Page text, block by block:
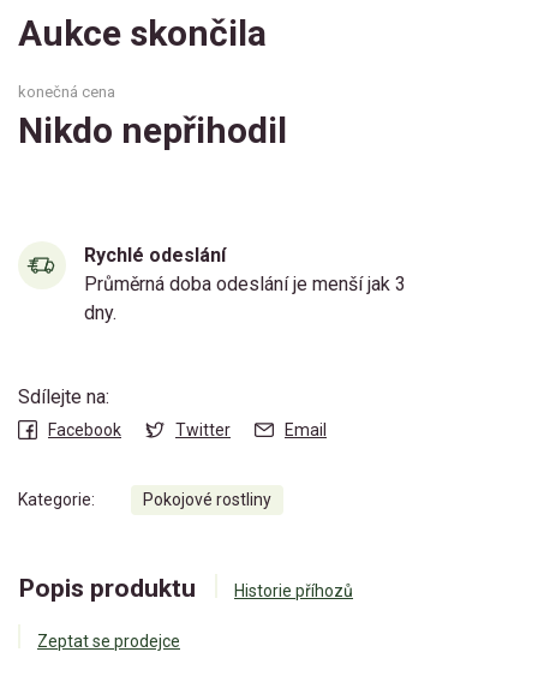
Aukce skončila
konečná cena
Nikdo nepřihodil
Rychlé odeslání
Průměrná doba odeslání je menší jak 3
dny.
Sdílejte na:
Facebook Twitter Email
Kategorie: Pokojové rostliny
Popis produktu Historie příhozů
Zeptat se prodejce